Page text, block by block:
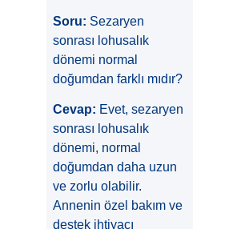
Soru: Sezaryen
sonrası lohusalık
dönemi normal
doğumdan farklı mıdır?
Cevap: Evet, sezaryen
sonrası lohusalık
dönemi, normal
doğumdan daha uzun
ve zorlu olabilir.
Annenin özel bakım ve
destek ihtiyacı